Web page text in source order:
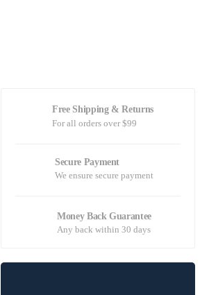
Free Shipping & Returns
For all orders over $99
Secure Payment
We ensure secure payment
Money Back Guarantee
Any back within 30 days